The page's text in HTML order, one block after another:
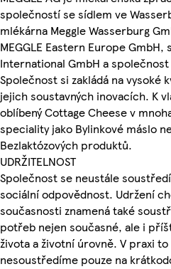
společností se sídlem ve
mlékárna Meggle Wasserburg
MEGGLE Eastern Europe GmbH,
International GmbH a společnost
Společnost si zakládá na vysoké
jejich soustavných inovacích. K
oblíbený Cottage Cheese v
speciality jako Bylinkové máslo
Bezlaktózových produktů.
UDRŽITELNOST
Společnost se neustále
sociální odpovědnost. Udržení
současnosti znamená také
potřeb nejen současné, ale i
života a životní úrovně. V praxi to
nesoustředíme pouze na